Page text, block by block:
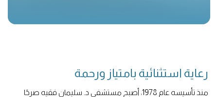
رعاية استثنائية بامتياز ورحمة
منذ تأسيسه عام 1978، أصبح مستشفى د. سليمان فقيه صرحًا